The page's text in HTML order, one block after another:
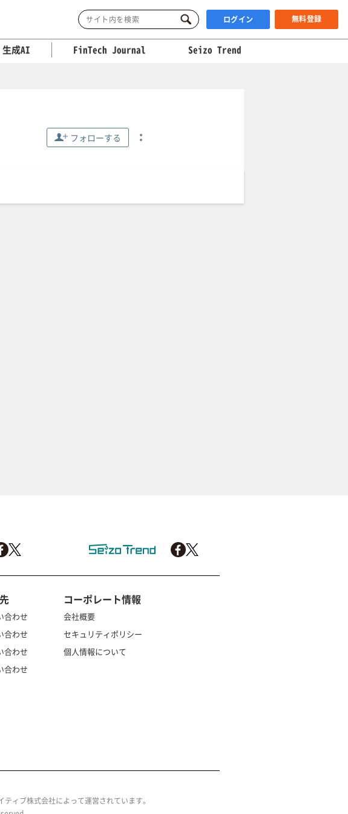
ログイン 無料登録
成AI FinTech Journal Seizo Trend
フォローする
合わせ
合わせ
合わせ
合わせ
コーポレート情報
会社概要
セキュリティポリシー
個人情報について
ィブ株式会社によって運営されています。